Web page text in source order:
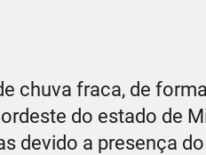
chuva fraca, de
do estado de
devido a presença